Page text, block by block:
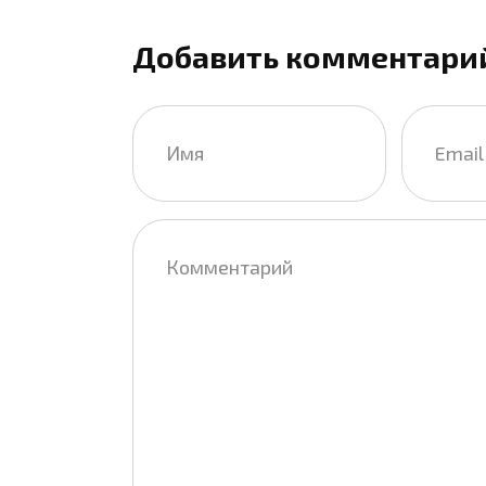
Добавить
Имя
Email
Комментарий